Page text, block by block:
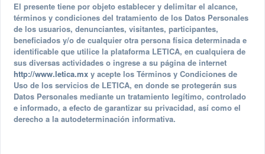
El presente tiene por objeto establecer y delimitar el alcance,
términos y condiciones del tratamiento de los Datos Personales
de los usuarios, denunciantes, visitantes, participantes,
beneficiados y/o de cualquier otra persona física determinada e
identificable que utilice la plataforma LETICA, en cualquiera de
sus diversas actividades o ingrese a su página de internet
http://www.letica.mx y acepte los Términos y Condiciones de
Uso de los servicios de LETICA, en donde se protegerán sus
Datos Personales mediante un tratamiento legítimo, controlado
e informado, a efecto de garantizar su privacidad, así como el
derecho a la autodeterminación informativa.